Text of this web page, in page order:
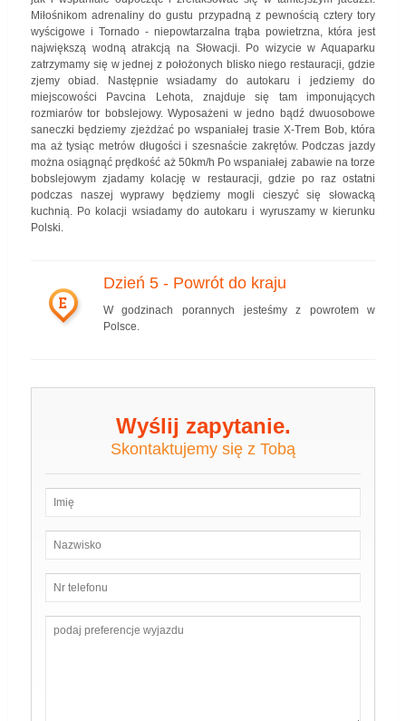
Miłośnikom adrenaliny do gustu przypadną z pewnością cztery tory
wyścigowe i Tornado - niepowtarzalna trąba powietrzna, która jest
największą wodną atrakcją na Słowacji. Po wizycie w Aquaparku
zatrzymamy się w jednej z położonych blisko niego restauracji, gdzie
zjemy obiad. Następnie wsiadamy do autokaru i jedziemy do
miejscowości Pavcina Lehota, znajduje się tam imponujących
rozmiarów tor bobslejowy. Wyposażeni w jedno bądź dwuosobowe
saneczki będziemy zjeżdżać po wspaniałej trasie X-Trem Bob, która
ma aż tysiąc metrów długości i szesnaście zakrętów. Podczas jazdy
można osiągnąć prędkość aż 50km/h Po wspaniałej zabawie na torze
bobslejowym zjadamy kolację w restauracji, gdzie po raz ostatni
podczas naszej wyprawy będziemy mogli cieszyć się słowacką
kuchnią. Po kolacji wsiadamy do autokaru i wyruszamy w kierunku
Polski.
E
Dzień 5 - Powrót do kraju
W godzinach porannych jesteśmy z powrotem w
Polsce.
Wyślij zapytanie.
Skontaktujemy się z Tobą